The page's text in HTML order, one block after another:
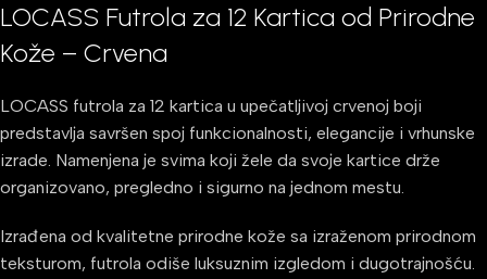
LOCASS Futrola za 12 Kartica od Prirodne
Kože – Crvena
LOCASS futrola za 12 kartica u upečatljivoj crvenoj boji
predstavlja savršen spoj funkcionalnosti, elegancije i vrhunske
izrade. Namenjena je svima koji žele da svoje kartice drže
organizovano, pregledno i sigurno na jednom mestu.
Izrađena od kvalitetne prirodne kože sa izraženom prirodnom
teksturom, futrola odiše luksuznim izgledom i dugotrajnošću.